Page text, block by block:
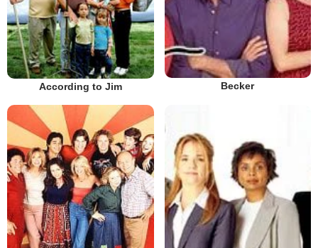
According to Jim Becker